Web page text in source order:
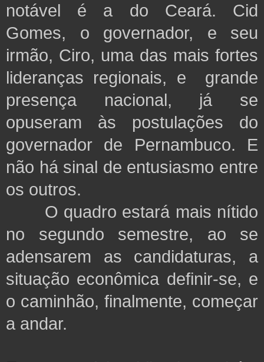
notável é a do Ceará. Cid
Gomes, o governador, e seu
irmão, Ciro, uma das mais fortes
lideranças regionais, e grande
presença nacional, já se
opuseram às postulações do
governador de Pernambuco. E
não há sinal de entusiasmo entre
os outros.
O quadro estará mais nítido
no segundo semestre, ao se
adensarem as candidaturas, a
situação econômica definir-se, e
o caminhão, finalmente, começar
a andar.